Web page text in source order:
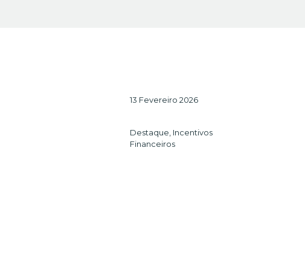
13 Fevereiro 2026
Destaque Incentivos
Financeiros